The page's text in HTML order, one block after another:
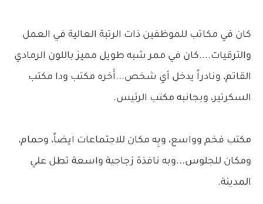
كان في مكاتب للموظفين ذات الرتبة العالية في العمل
والترقيات....كان في ممر شبه طويل مميز باللون الرمادي
القاتم، ونادراً يدخل أي شخص...أَخره مكتب ودا مكتب
السكرتير، وبجانبه مكتب الرئيس.
مكتب فخم وواسع، وبِه مكان للاجتماعات ايضاً، وحمام،
ومكان للجلوس...وبه نافذة زجاجية واسعة تطل علي
المدينة.